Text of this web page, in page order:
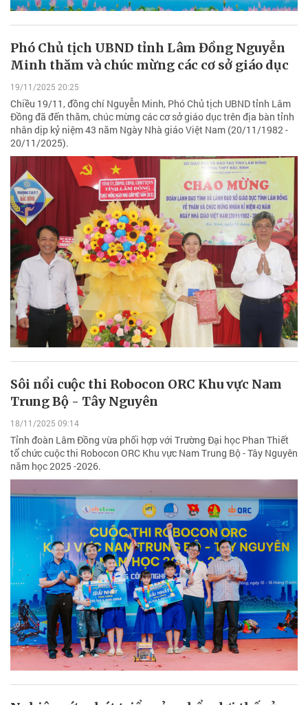
Phó Chủ tịch UBND tỉnh Lâm Đồng Nguyễn
Minh thăm và chúc mừng các cơ sở giáo dục
19/11/2025 20:25
Chiều 19/11, đồng chí Nguyễn Minh, Phó Chủ tịch UBND tỉnh Lâm
Đồng đã đến thăm, chúc mừng các cơ sở giáo dục trên địa bàn tỉnh
nhân dịp kỷ niệm 43 năm Ngày Nhà giáo Việt Nam (20/11/1982 -
20/11/2025).
Sôi nổi cuộc thi Robocon ORC Khu vực Nam
Trung Bộ - Tây Nguyên
18/11/2025 09:14
Tỉnh đoàn Lâm Đồng vừa phối hợp với Trường Đại học Phan Thiết
tổ chức cuộc thi Robocon ORC Khu vực Nam Trung Bộ - Tây Nguyên
năm học 2025 -2026.